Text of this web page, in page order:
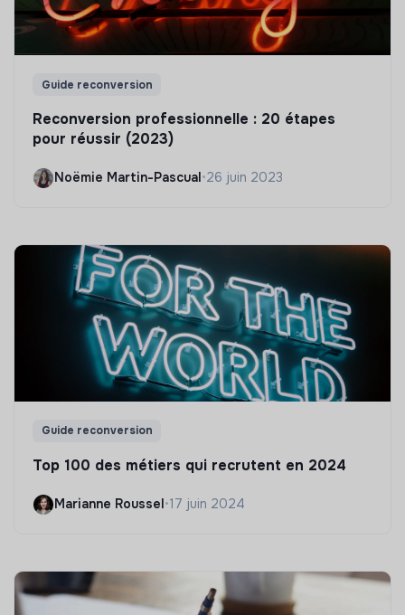
Guide reconversion
Reconversion professionnelle : 20 étapes
pour réussir (2023)
Noëmie Martin-Pascual •26 juin 2023
Guide reconversion
Top 100 des métiers qui recrutent en 2024
Marianne Roussel•17 juin 2024